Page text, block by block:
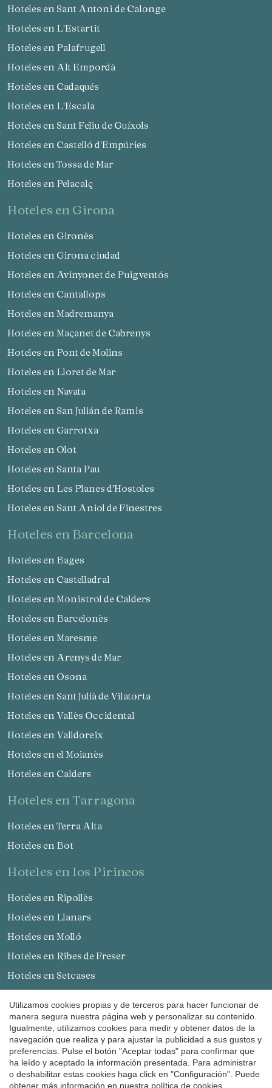
Hoteles en Sant Antoni de Calonge
Hoteles en L'Estartit
Hoteles en Palafrugell
Hoteles en Alt Empordà
Hoteles en Cadaqués
Hoteles en L'Escala
Hoteles en Sant Feliu de Guíxols
Hoteles en Castelló d'Empúries
Hoteles en Tossa de Mar
Hoteles en Pelacalç
hoteles en Girona
Hoteles en Gironès
Hoteles en Girona ciudad
Hoteles en Avinyonet de Puigventós
Hoteles en Cantallops
Hoteles en Madremanya
Hoteles en Maçanet de Cabrenys
Hoteles en Pont de Molins
Hoteles en Lloret de Mar
Hoteles en Navata
Hoteles en San Julián de Ramis
Hoteles en Garrotxa
Hoteles en Olot
Hoteles en Santa Pau
Hoteles en Les Planes d'Hostoles
Hoteles en Sant Aniol de Finestres
hoteles en Barcelona
Hoteles en Bages
Hoteles en Castelladral
Hoteles en Monistrol de Calders
Hoteles en Barcelonès
Hoteles en Maresme
Hoteles en Arenys de Mar
Hoteles en Osona
Hoteles en Sant Julià de Vilatorta
Hoteles en Vallès Occidental
Hoteles en Valldoreix
Hoteles en el Moianès
Hoteles en Calders
hoteles en Tarragona
Hoteles en Terra Alta
Hoteles en Bot
hoteles en los Pirineos
Hoteles en Ripollès
Hoteles en Llanars
Hoteles en Molló
Hoteles en Ribes de Freser
Hoteles en Setcases
Hoteles en Solsonès
Hoteles en Lladurs
Hoteles en Solsona
Hoteles en Sant Llorenç de Morunys
Utilizamos cookies propias y de terceros para hacer funcionar de
manera segura nuestra página web y personalizar su contenido.
Igualmente, utilizamos cookies para medir y obtener datos de la
navegación que realiza y para ajustar la publicidad a sus gustos y
preferencias. Pulse el botón "Aceptar todas" para confirmar que
ha leído y aceptado la información presentada. Para administrar
o deshabilitar estas cookies haga click en "Configuración". Puede
obtener más información en nuestra política de cookies
Guardar configuración